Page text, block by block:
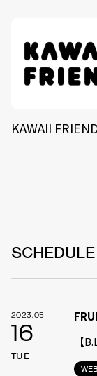
KAWAII
SCHEDULE
2023.05
16
TUE
【